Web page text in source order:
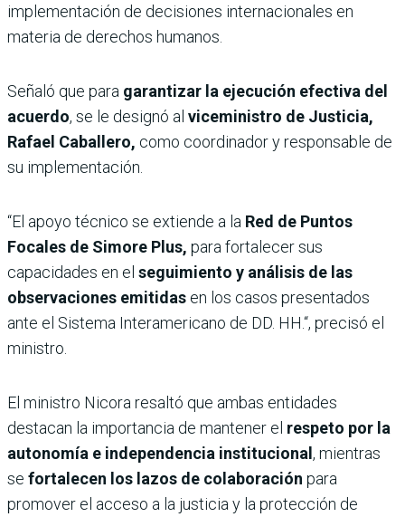
implementación de decisiones internacionales en
materia de derechos humanos.
Señaló que para garantizar la ejecución efectiva del
acuerdo, se le designó al viceministro de Justicia,
Rafael Caballero, como coordinador y responsable de
su implementación.
“El apoyo técnico se extiende a la Red de Puntos
Focales de Simore Plus, para fortalecer sus
capacidades en el seguimiento y análisis de las
observaciones emitidas en los casos presentados
ante el Sistema Interamericano de DD. HH.“, precisó el
ministro.
El ministro Nicora resaltó que ambas entidades
destacan la importancia de mantener el respeto por la
autonomía e independencia institucional, mientras
se fortalecen los lazos de colaboración para
promover el acceso a la justicia y la protección de